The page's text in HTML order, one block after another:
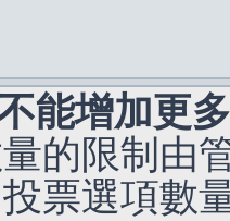
能增加更
的限制由
票選項數